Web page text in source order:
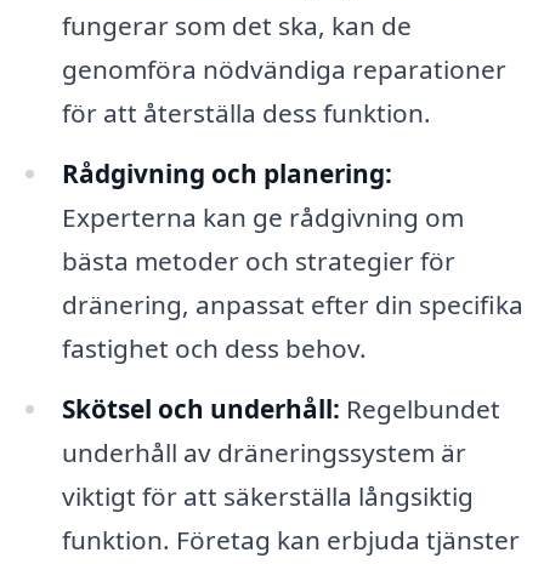
fungerar som det ska, kan de
genomföra nödvändiga reparationer
för att återställa dess funktion.
Rådgivning och planering:
Experterna kan ge rådgivning om
bästa metoder och strategier för
dränering, anpassat efter din specifika
fastighet och dess behov.
Skötsel och underhåll: Regelbundet
underhåll av dräneringssystem är
viktigt för att säkerställa långsiktig
funktion. Företag kan erbjuda tjänster